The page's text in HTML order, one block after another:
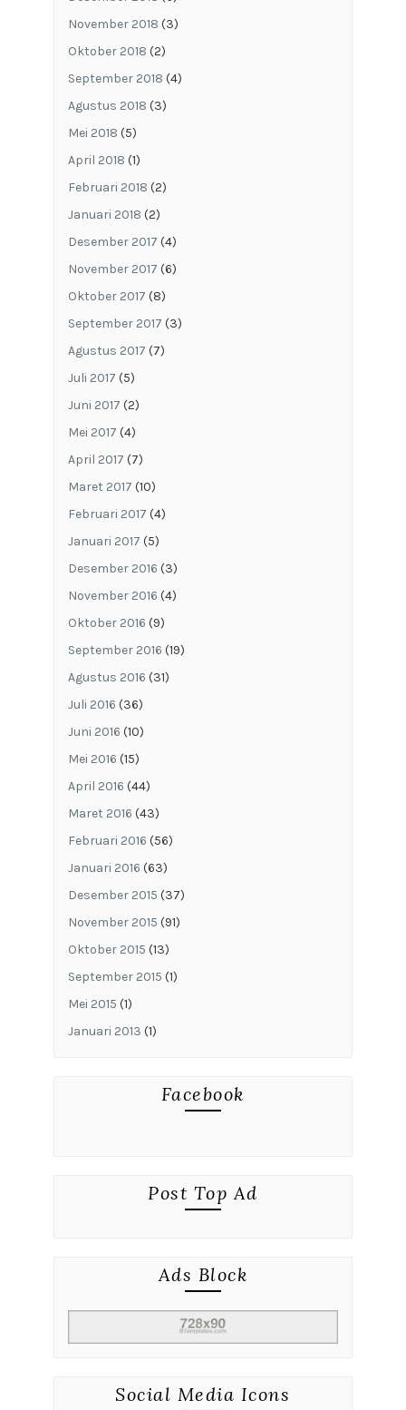
November 2018 (3)
Oktober 2018 (2)
September 2018 (4)
Agustus 2018 (3)
Mei 2018 (5)
April 2018 (1)
Februari 2018 (2)
Januari 2018 (2)
Desember 2017 (4)
November 2017 (6)
Oktober 2017 (8)
September 2017 (3)
Agustus 2017 (7)
Juli 2017 (5)
Juni 2017 (2)
Mei 2017 (4)
April 2017 (7)
Maret 2017 (10)
Februari 2017 (4)
Januari 2017 (5)
Desember 2016 (3)
November 2016 (4)
Oktober 2016 (9)
September 2016 (19)
Agustus 2016 (31)
Juli 2016 (36)
Juni 2016 (10)
Mei 2016 (15)
April 2016 (44)
Maret 2016 (43)
Februari 2016 (56)
Januari 2016 (63)
Desember 2015 (37)
November 2015 (91)
Oktober 2015 (13)
September 2015 (1)
Mei 2015 (1)
Januari 2013 (1)
Facebook
Post Top Ad
Ads Block
Social Media Icons